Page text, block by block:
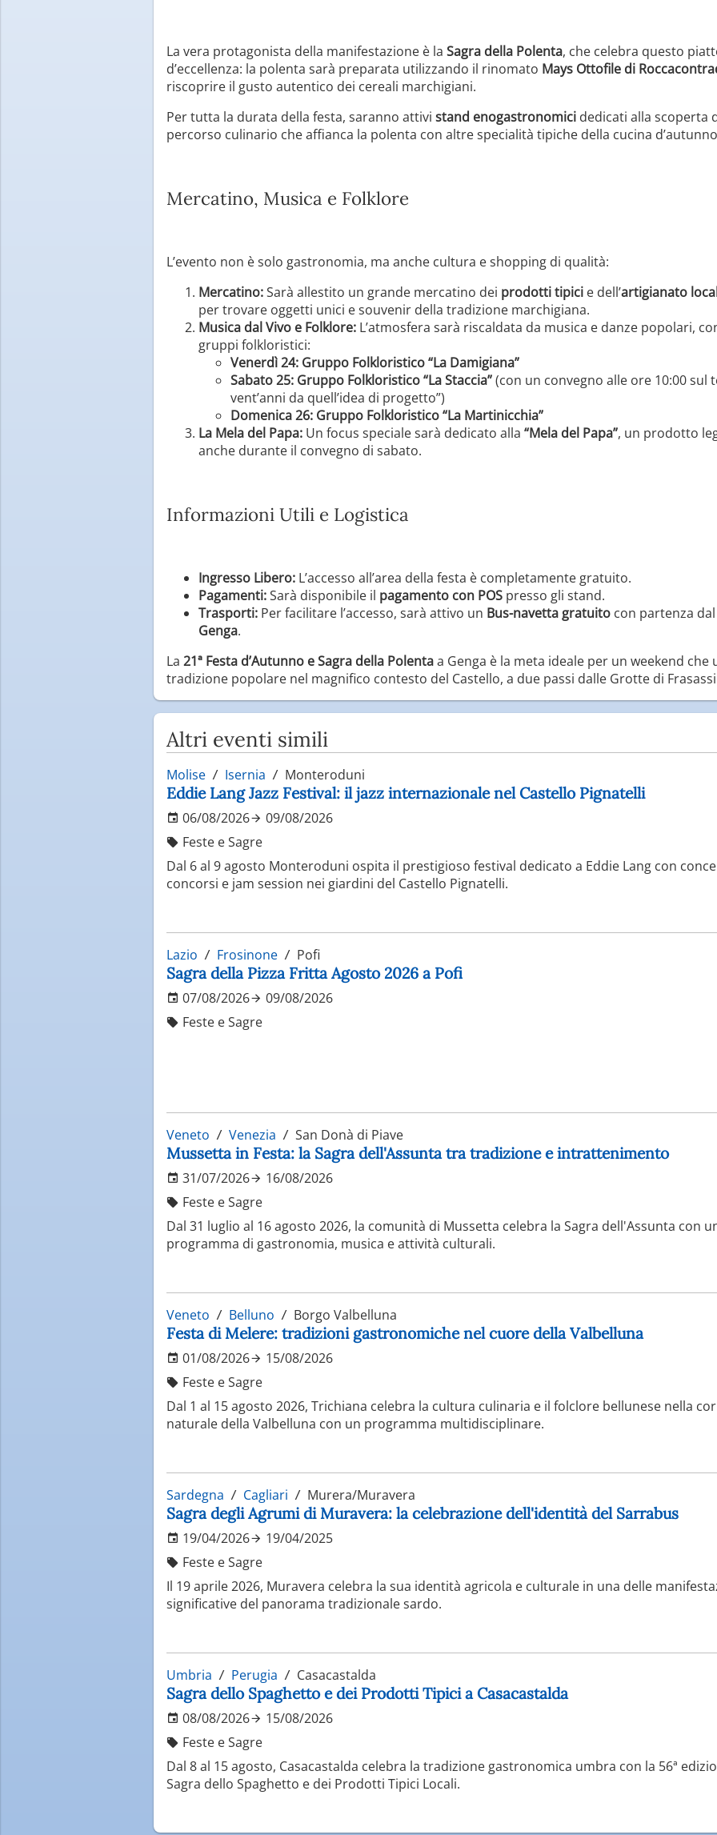
La vera protagonista della manifestazione è la Sagra della Polenta, che celebra questo
d’eccellenza: la polenta sarà preparata utilizzando il rinomato Mays Ottofile di
riscoprire il gusto autentico dei cereali marchigiani.
Per tutta la durata della festa, saranno attivi stand enogastronomici dedicati alla scoperta
percorso culinario che affianca la polenta con altre specialità tipiche della cucina
Mercatino, Musica e Folklore
L’evento non è solo gastronomia, ma anche cultura e shopping di qualità:
Mercatino:Sarà allestito un grande mercatino dei prodotti tipici e dell’artigianato
per trovare oggetti unici e souvenir della tradizione marchigiana.
Musica dal Vivo e Folklore: L’atmosfera sarà riscaldata da musica e danze popolari,
gruppi folkloristici:
Venerdì 24: Gruppo Folkloristico “La Damigiana”
Sabato 25: Gruppo Folkloristico “La Staccia”(con un convegno alle ore 10:00 sul
vent’anni da quell’idea di progetto”)
Domenica 26: Gruppo Folkloristico “La Martinicchia”
La Mela del Papa: Un focus speciale sarà dedicato alla “Mela del Papa”, un prodotto
anche durante il convegno di sabato.
Informazioni Utili e Logistica
Ingresso Libero: L’accesso all’area della festa è completamente gratuito.
Pagamenti:Sarà disponibile il pagamento con POS presso gli stand.
Trasporti: Per facilitare l’accesso, sarà attivo un Bus-navetta gratuito con partenza
Genga.
La 21ª Festa d’Autunno e Sagra della Polentaa Genga è la meta ideale per un weekend
tradizione popolare nel magnifico contesto del Castello, a due passi dalle Grotte di
Altri eventi simili
Molise Isernia Monteroduni
Eddie Lang Jazz Festival: il jazz internazionale nel Castello Pignatelli
06/08/2026
09/08/2026
Feste e Sagre
Dal 6 al 9 agosto Monteroduni ospita il prestigioso festival dedicato a Eddie Lang con
concorsi e jam session nei giardini del Castello Pignatelli.
Lazio Frosinone Pofi
Sagra della Pizza Fritta Agosto 2026 a Pofi
07/08/2026
09/08/2026
Feste e Sagre
Veneto Venezia San Donà di Piave
Mussetta in Festa: la Sagra dell'Assunta tra tradizione e intrattenimento
31/07/2026
16/08/2026
Feste e Sagre
Dal 31 luglio al 16 agosto 2026, la comunità di Mussetta celebra la Sagra dell'Assunta con
programma di gastronomia, musica e attività culturali.
Veneto Belluno Borgo Valbelluna
Festa di Melere: tradizioni gastronomiche nel cuore della Valbelluna
01/08/2026
15/08/2026
Feste e Sagre
Dal 1 al 15 agosto 2026, Trichiana celebra la cultura culinaria e il folclore bellunese nella
naturale della Valbelluna con un programma multidisciplinare.
Sardegna Cagliari Murera/Muravera
Sagra degli Agrumi di Muravera: la celebrazione dell'identità del Sarrabus
19/04/2026
19/04/2025
Feste e Sagre
Il 19 aprile 2026, Muravera celebra la sua identità agricola e culturale in una delle
significative del panorama tradizionale sardo.
Umbria Perugia Casacastalda
Sagra dello Spaghetto e dei Prodotti Tipici a Casacastalda
08/08/2026
15/08/2026
Feste e Sagre
Dal 8 al 15 agosto, Casacastalda celebra la tradizione gastronomica umbra con la 56ª
Sagra dello Spaghetto e dei Prodotti Tipici Locali.